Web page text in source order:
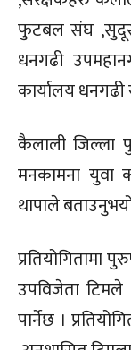
फुटबल संघ
धनगढी
कार्यालय
कैलाली जिल्ला
मनकामना युवा
थापाले
प्रतियोगितामा
उपविजेता
पार्नेछ ।